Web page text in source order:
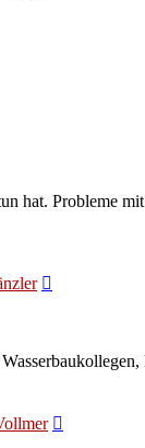
hat. Probleme